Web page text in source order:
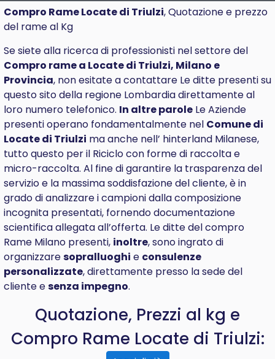
Compro Rame Locate di Triulzi, Quotazione e prezzo
del rame al Kg
Se siete alla ricerca di professionisti nel settore del
Compro rame a Locate di Triulzi, Milano e
Provincia, non esitate a contattare Le ditte presenti su
questo sito della regione Lombardia direttamente al
loro numero telefonico. In altre parole Le Aziende
presenti operano fondamentalmente nel Comune di
Locate di Triulzi ma anche nell’ hinterland Milanese,
tutto questo per il Riciclo con forme di raccolta e
micro-raccolta. Al fine di garantire la trasparenza del
servizio e la massima soddisfazione del cliente, è in
grado di analizzare i campioni dalla composizione
incognita presentati, fornendo documentazione
scientifica allegata all’offerta. Le ditte del compro
Rame Milano presenti, inoltre, sono ingrato di
organizzaresopralluoghi e consulenze
personalizzate, direttamente presso la sede del
cliente esenza impegno.
Quotazione, Prezzi al kg e
Compro Rame Locate di Triulzi: